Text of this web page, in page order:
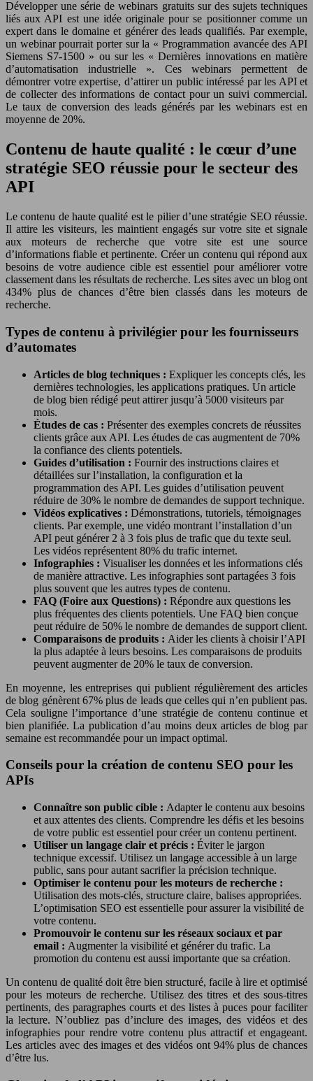
Développer une série de webinars gratuits sur des sujets techniques
liés aux API est une idée originale pour se positionner comme un
expert dans le domaine et générer des leads qualifiés. Par exemple,
un webinar pourrait porter sur la « Programmation avancée des API
Siemens S7-1500 » ou sur les « Dernières innovations en matière
d’automatisation industrielle ». Ces webinars permettent de
démontrer votre expertise, d’attirer un public intéressé par les API et
de collecter des informations de contact pour un suivi commercial.
Le taux de conversion des leads générés par les webinars est en
moyenne de 20%.
Contenu de haute qualité : le cœur d’une
stratégie SEO réussie pour le secteur des
API
Le contenu de haute qualité est le pilier d’une stratégie SEO réussie.
Il attire les visiteurs, les maintient engagés sur votre site et signale
aux moteurs de recherche que votre site est une source
d’informations fiable et pertinente. Créer un contenu qui répond aux
besoins de votre audience cible est essentiel pour améliorer votre
classement dans les résultats de recherche. Les sites avec un blog ont
434% plus de chances d’être bien classés dans les moteurs de
recherche.
Types de contenu à privilégier pour les fournisseurs
d’automates
Articles de blog techniques : Expliquer les concepts clés, les
dernières technologies, les applications pratiques. Un article
de blog bien rédigé peut attirer jusqu’à 5000 visiteurs par
mois.
Études de cas : Présenter des exemples concrets de réussites
clients grâce aux API. Les études de cas augmentent de 70%
la confiance des clients potentiels.
Guides d’utilisation : Fournir des instructions claires et
détaillées sur l’installation, la configuration et la
programmation des API. Les guides d’utilisation peuvent
réduire de 30% le nombre de demandes de support technique.
Vidéos explicatives : Démonstrations, tutoriels, témoignages
clients. Par exemple, une vidéo montrant l’installation d’un
API peut générer 2 à 3 fois plus de trafic que du texte seul.
Les vidéos représentent 80% du trafic internet.
Infographies : Visualiser les données et les informations clés
de manière attractive. Les infographies sont partagées 3 fois
plus souvent que les autres types de contenu.
FAQ (Foire aux Questions) : Répondre aux questions les
plus fréquentes des clients potentiels. Une FAQ bien conçue
peut réduire de 50% le nombre de demandes de support client.
Comparaisons de produits : Aider les clients à choisir l’API
la plus adaptée à leurs besoins. Les comparaisons de produits
peuvent augmenter de 20% le taux de conversion.
En moyenne, les entreprises qui publient régulièrement des articles
de blog génèrent 67% plus de leads que celles qui n’en publient pas.
Cela souligne l’importance d’une stratégie de contenu continue et
bien planifiée. La publication d’au moins deux articles de blog par
semaine est recommandée pour un impact optimal.
Conseils pour la création de contenu SEO pour les
APIs
Connaître son public cible : Adapter le contenu aux besoins
et aux attentes des clients. Comprendre les défis et les besoins
de votre public est essentiel pour créer un contenu pertinent.
Utiliser un langage clair et précis : Éviter le jargon
technique excessif. Utilisez un langage accessible à un large
public, sans pour autant sacrifier la précision technique.
Optimiser le contenu pour les moteurs de recherche :
Utilisation des mots-clés, structure claire, balises appropriées.
L’optimisation SEO est essentielle pour assurer la visibilité de
votre contenu.
Promouvoir le contenu sur les réseaux sociaux et par
email : Augmenter la visibilité et générer du trafic. La
promotion du contenu est aussi importante que sa création.
Un contenu de qualité doit être bien structuré, facile à lire et optimisé
pour les moteurs de recherche. Utilisez des titres et des sous-titres
pertinents, des paragraphes courts et des listes à puces pour faciliter
la lecture. N’oubliez pas d’inclure des images, des vidéos et des
infographies pour rendre votre contenu plus attractif et engageant.
Les articles avec des images et des vidéos ont 94% plus de chances
d’être lus.